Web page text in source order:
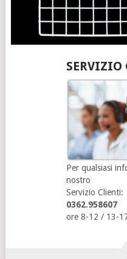
Per qualsiasi
nostro
Servizio Clienti:
0362.958607
ore 8-12 / 13-